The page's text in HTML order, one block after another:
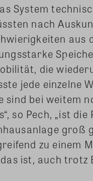
System
nach
aus
die
jede einzelne
sind bei weitem
so Pech, „ist
groß
zu einem
ist, auch trotz